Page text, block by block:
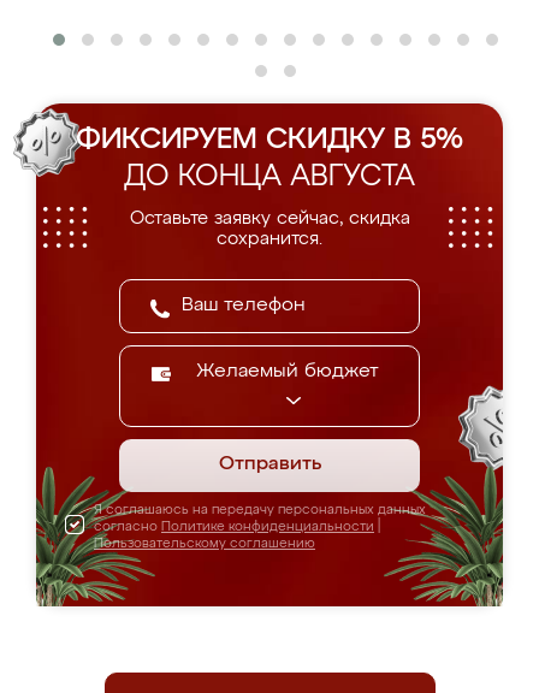
ФИКСИРУЕМ СКИДКУ В 5%
ДО КОНЦА АВГУСТА
Оставьте заявку сейчас, скидка
сохранится.
Желаемый бюджет
Отправить
Я соглашаюсь на передачу персональных данных
согласно Политике конфиденциальности
Пользовательскому соглашению